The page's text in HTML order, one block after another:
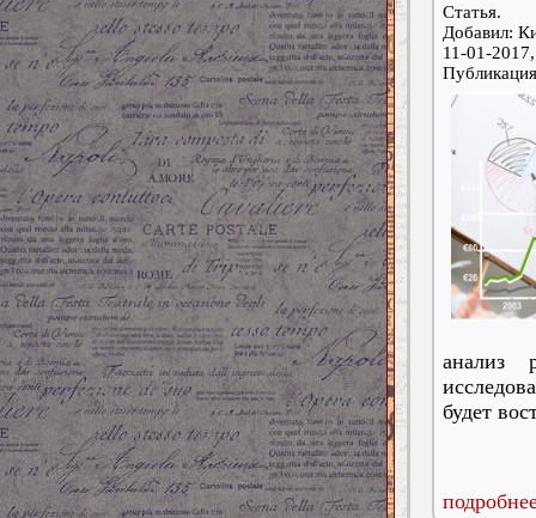
Статья.
Добавил:
11-01-
анализ
будет